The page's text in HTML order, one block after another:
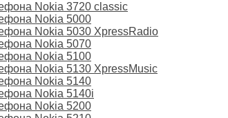
Nokia 3720 classic
Nokia 5000
Nokia 5030 XpressRadio
Nokia 5070
Nokia 5100
Nokia 5130 XpressMusic
Nokia 5140
Nokia 5140i
Nokia 5200